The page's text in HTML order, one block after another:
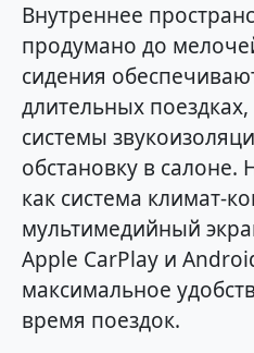
Внутреннее
продумано до
сидения
длительных
системы
обстановку в салоне.
как система климат-
мультимедийный
Apple CarPlay и
максимальное
время поездок.